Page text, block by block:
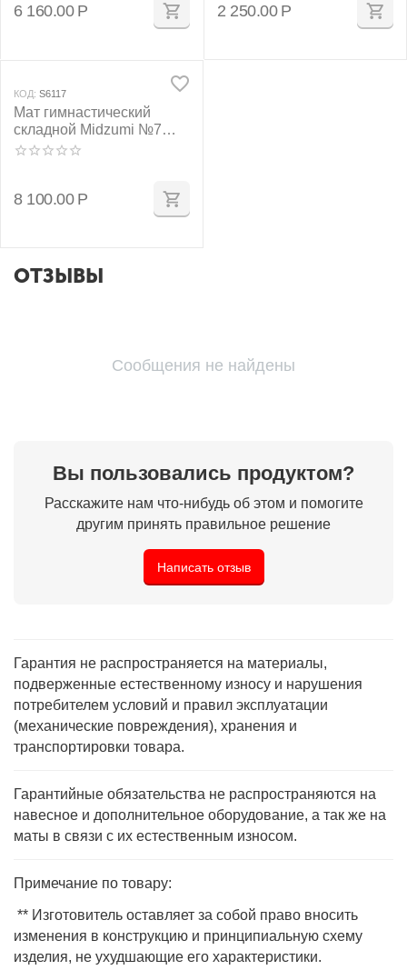
6 160.00 Р 2 250.00 Р
КОД: S6117
Мат гимнастический
складной Midzumi №7
(100 х 200 х 10) см серый
8 100.00 Р
ОТЗЫВЫ
Сообщения не найдены
Вы пользовались продуктом?
Расскажите нам что-нибудь об этом и помогите
другим принять правильное решение
Написать отзыв
Гарантия не распространяется на материалы,
подверженные естественному износу и нарушения
потребителем условий и правил эксплуатации
(механические повреждения), хранения и
транспортировки товара.
Гарантийные обязательства не распространяются на
навесное и дополнительное оборудование, а так же на
маты в связи с их естественным износом.
Примечание по товару:
** Изготовитель оставляет за собой право вносить
изменения в конструкцию и принципиальную схему
изделия, не ухудшающие его характеристики.